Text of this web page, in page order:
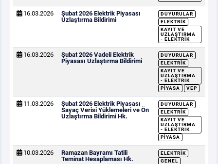
16.03.2026
Şubat 2026 Elektrik Piyasası
Uzlaştırma Bildirimi
DUYURULAR
ELEKTRIK
KAYIT VE
UZLAŞTIRMA
- ELEKTRIK
16.03.2026
Şubat 2026 Vadeli Elektrik
Piyasası Uzlaştırma Bildirimi
DUYURULAR
ELEKTRIK
KAYIT VE
UZLAŞTIRMA
- ELEKTRIK
PIYASA
VEP
11.03.2026
Şubat 2026 Elektrik Piyasası
Sayaç Verisi Yüklemeleri ve Ön
Uzlaştırma Bildirimi Hk.
DUYURULAR
ELEKTRIK
KAYIT VE
UZLAŞTIRMA
- ELEKTRIK
PIYASA
10.03.2026
Ramazan Bayramı Tatili
Teminat Hesaplaması Hk.
ELEKTRIK
GENEL